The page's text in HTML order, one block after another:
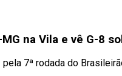
na Vila e vê G-8
7ª rodada do